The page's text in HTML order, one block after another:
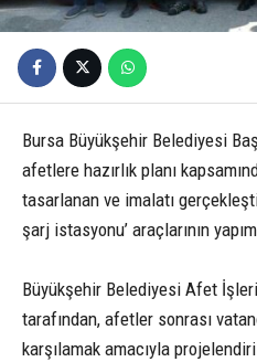
Bursa Büyükşehir Belediyesi
afetlere hazırlık planı
tasarlanan ve imalatı
şarj istasyonu’ araçlarının
Büyükşehir Belediyesi Afet
tarafından, afetler sonrası
karşılamak amacıyla